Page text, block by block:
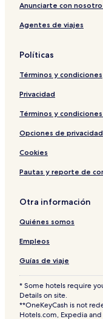
Anunciarte con
Agentes de viajes
Políticas
Términos y condiciones
Privacidad
Términos y
Opciones de privacidad
Cookies
Pautas y reporte de
Otra información
Quiénes somos
Empleos
Guías de viaje
* Some hotels require
Details on site.
**OneKeyCash is not
Hotels.com, Expedia